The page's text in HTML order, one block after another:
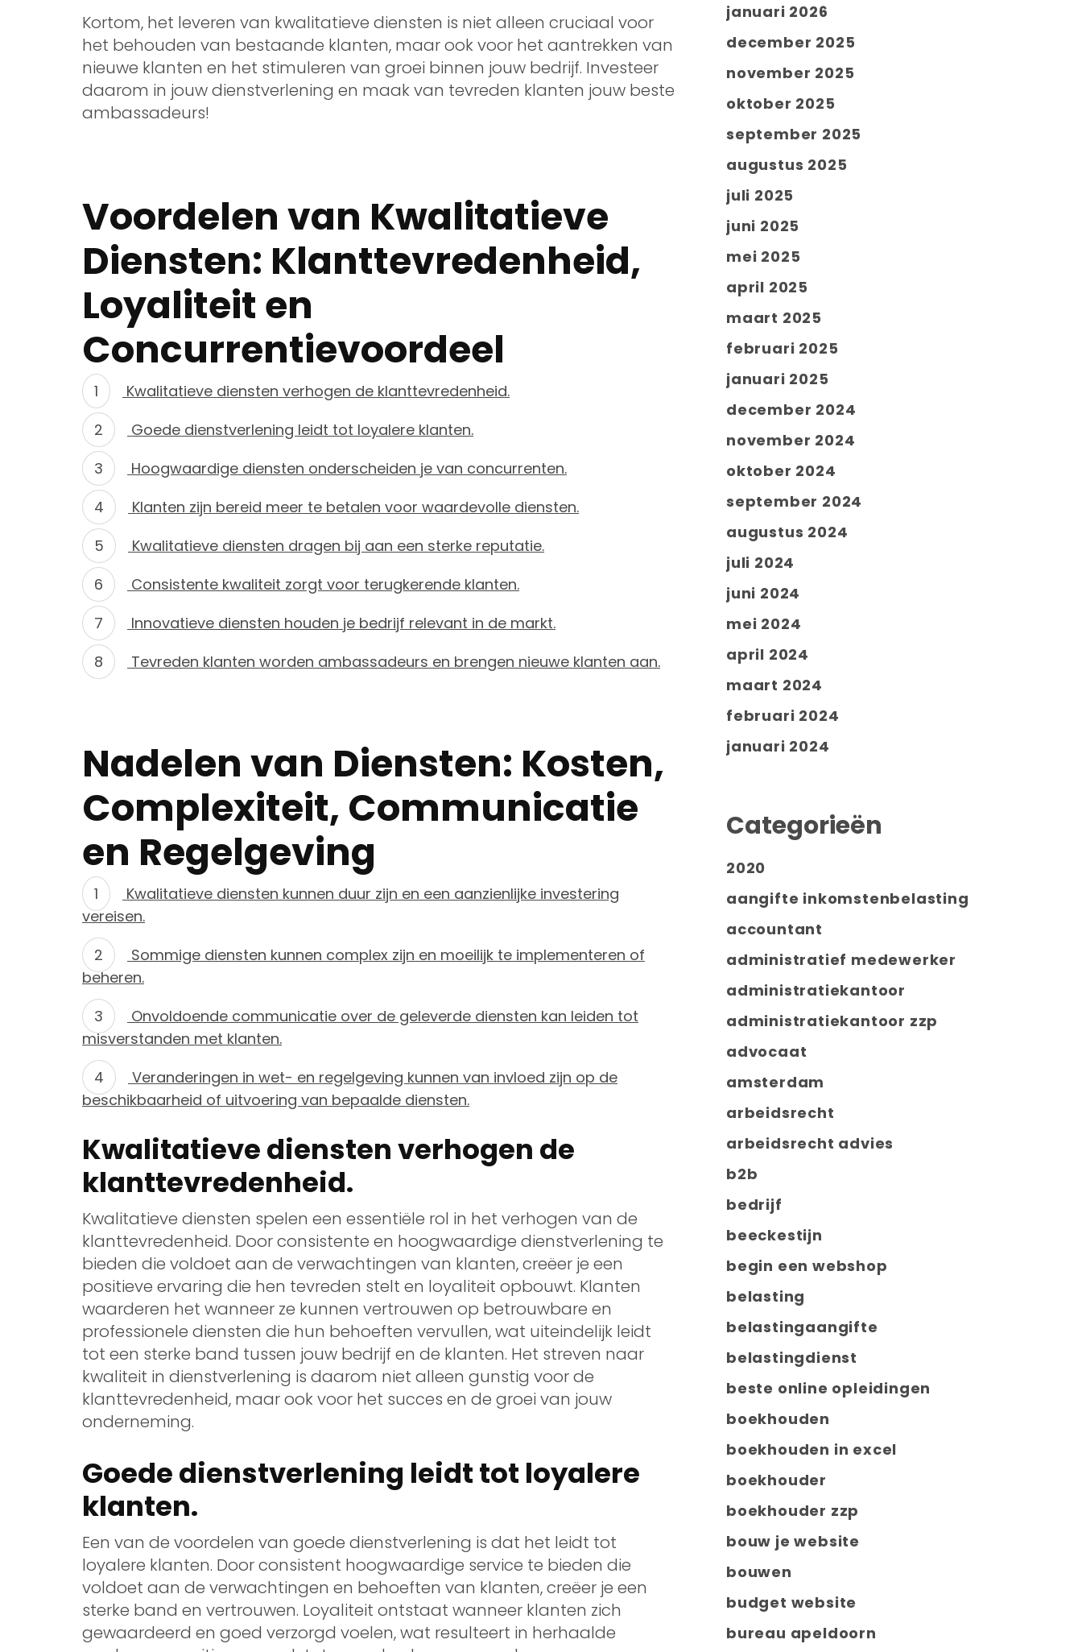
Kortom, het leveren van kwalitatieve diensten is niet alleen cruciaal voor
het behouden van bestaande klanten, maar ook voor het aantrekken van
nieuwe klanten en het stimuleren van groei binnen jouw bedrijf. Investeer
daarom in jouw dienstverlening en maak van tevreden klanten jouw beste
ambassadeurs!
Voordelen van Kwalitatieve
Diensten: Klanttevredenheid,
Loyaliteit en
Concurrentievoordeel
Kwalitatieve diensten verhogen de klanttevredenheid.
Goede dienstverlening leidt tot loyalere klanten.
Hoogwaardige diensten onderscheiden je van concurrenten.
Klanten zijn bereid meer te betalen voor waardevolle diensten.
Kwalitatieve diensten dragen bij aan een sterke reputatie.
Consistente kwaliteit zorgt voor terugkerende klanten.
Innovatieve diensten houden je bedrijf relevant in de markt.
Tevreden klanten worden ambassadeurs en brengen nieuwe klanten aan.
Nadelen van Diensten: Kosten,
Complexiteit, Communicatie
en Regelgeving
Kwalitatieve diensten kunnen duur zijn en een aanzienlijke investering
vereisen.
Sommige diensten kunnen complex zijn en moeilijk te implementeren of
beheren.
Onvoldoende communicatie over de geleverde diensten kan leiden tot
misverstanden met klanten.
Veranderingen in wet- en regelgeving kunnen van invloed zijn op de
beschikbaarheid of uitvoering van bepaalde diensten.
Kwalitatieve diensten verhogen de
klanttevredenheid.
Kwalitatieve diensten spelen een essentiële rol in het verhogen van de
klanttevredenheid. Door consistente en hoogwaardige dienstverlening te
bieden die voldoet aan de verwachtingen van klanten, creëer je een
positieve ervaring die hen tevreden stelt en loyaliteit opbouwt. Klanten
waarderen het wanneer ze kunnen vertrouwen op betrouwbare en
professionele diensten die hun behoeften vervullen, wat uiteindelijk leidt
tot een sterke band tussen jouw bedrijf en de klanten. Het streven naar
kwaliteit in dienstverlening is daarom niet alleen gunstig voor de
klanttevredenheid, maar ook voor het succes en de groei van jouw
onderneming.
Goede dienstverlening leidt tot loyalere
klanten.
Een van de voordelen van goede dienstverlening is dat het leidt tot
loyalere klanten. Door consistent hoogwaardige service te bieden die
voldoet aan de verwachtingen en behoeften van klanten, creëer je een
sterke band en vertrouwen. Loyaliteit ontstaat wanneer klanten zich
gewaardeerd en goed verzorgd voelen, wat resulteert in herhaalde
januari 2026
december 2025
november 2025
oktober 2025
september 2025
augustus 2025
juli 2025
juni 2025
mei 2025
april 2025
maart 2025
februari 2025
januari 2025
december 2024
november 2024
oktober 2024
september 2024
augustus 2024
juli 2024
juni 2024
mei 2024
april 2024
maart 2024
februari 2024
januari 2024
Categorieën
2020
aangifte inkomstenbelasting
accountant
administratief medewerker
administratiekantoor
administratiekantoor zzp
advocaat
amsterdam
arbeidsrecht
arbeidsrecht advies
b2b
bedrijf
beeckestijn
begin een webshop
belasting
belastingaangifte
belastingdienst
beste online opleidingen
boekhouden
boekhouden in excel
boekhouder
boekhouder zzp
bouw je website
bouwen
budget website
bureau apeldoorn